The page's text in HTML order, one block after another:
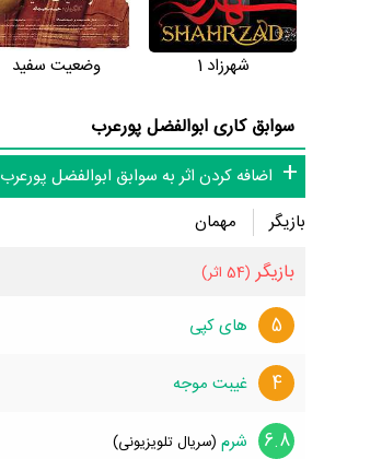
شهرزاد 1 وضعیت سفید
سوابق کاری ابوالفضل پورعرب
اضافه کردن اثر به سوابق ابوالفضل پورعرب
بازیگر
مهمان
بازیگر (54 اثر)
5 های کپی
4 غیبت موجه
6.8 شرم (سریال تلویزیونی)